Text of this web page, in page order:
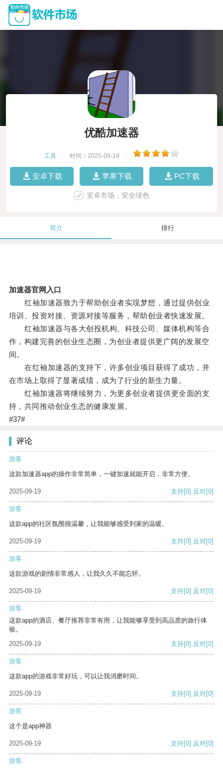
优酷加速器
工具 时间：2025-09-19
安卓下载 苹果下载 PC下载
安卓市场，安全绿色
简介 排行
加速器官网入口
红袖加速器致力于帮助创业者实现梦想，通过提供创业
培训、投资对接、资源对接等服务，帮助创业者快速发展。
红袖加速器与各大创投机构、科技公司、媒体机构等合
作，构建完善的创业生态圈，为创业者提供更广阔的发展空
间。
在红袖加速器的支持下，许多创业项目获得了成功，并
在市场上取得了显著成绩，成为了行业的新生力量。
红袖加速器将继续努力，为更多创业者提供更全面的支
持，共同推动创业生态的健康发展。
#37#
评论
游客
这款加速器app的操作非常简单，一键加速就能开启，非常方便。
2025-09-19 支持[0] 反对[0]
游客
这款app的社区氛围很温馨，让我能够感受到家的温暖。
2025-09-19 支持[0] 反对[0]
游客
这款游戏的剧情非常感人，让我久久不能忘怀。
2025-09-19 支持[0] 反对[0]
游客
这款app的酒店、餐厅推荐非常有用，让我能够享受到高品质的旅行体
验。
2025-09-19
支持[0] 反对[0]
游客
这款app的游戏非常好玩，可以让我消磨时间。
2025-09-19 支持[0] 反对[0]
游客
这个是app神器
2025-09-19 支持[0] 反对[0]
游客